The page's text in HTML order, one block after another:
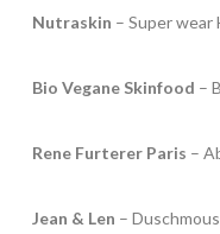
Nutraskin – Super wear
Bio Vegane Skinfood –
Rene Furterer Paris –
Jean & Len –